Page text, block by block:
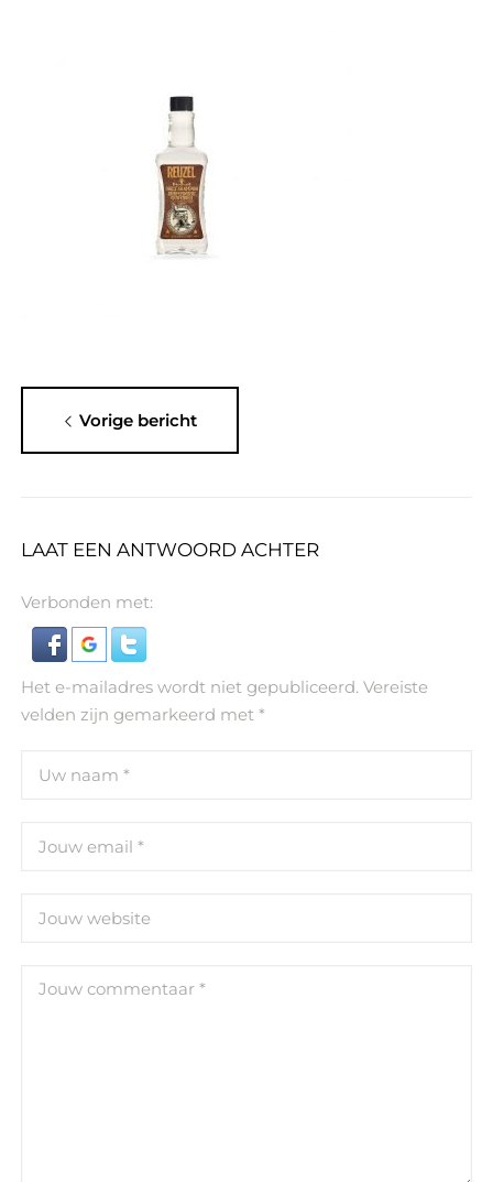
Vorige bericht
LAAT EEN ANTWOORD ACHTER
Verbonden met:
Het e-mailadres wordt niet gepubliceerd. Vereiste
velden zijn gemarkeerd met *